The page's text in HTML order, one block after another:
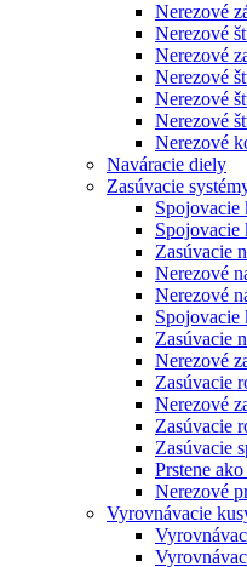
Nerezové
Nerezové
Nerezové
Nerezové
Nerezové
Nerezové
Nerezové
Naváracie diely
Zasúvacie
Spojovacie
Spojovacie
Zasúvacie
Nerezové
Nerezové
Spojovacie
Zasúvacie
Nerezové
Zasúvacie
Nerezové
Zasúvacie
Zasúvacie
Prstene
Nerezové
Vyrovnávacie